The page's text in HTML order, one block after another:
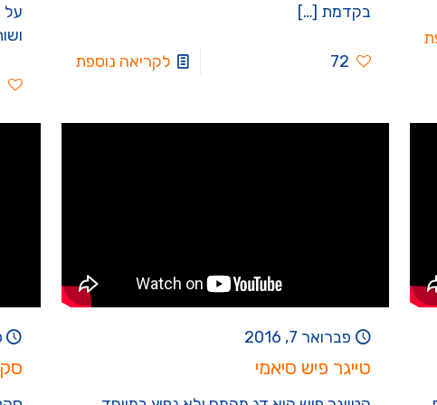
בקדמת […]
72 לקריאה נוספת
על
פברואר 7, 2016
טייגר פיש סיאמי